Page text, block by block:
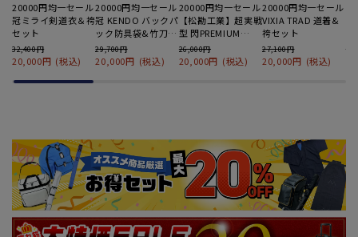
20000円均一セール
冠ミライ剣道衣＆袴
セット
32,400円
20,000円 (税込)
20000円均一セール
冠 KENDO バックパ
ック防具袋&竹刀袋
セット
29,700円
20,000円 (税込)
20000円均一セール
【松勘工業】超実戦
型 閃PREMIUM
8mmグノ目刺 甲手
単品
26,000円
20,000円 (税込)
20000円均一セール
VIXIA TRAD 道着&
袴セット
27,100円
20,000円 (税込)